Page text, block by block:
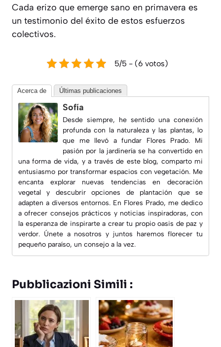
Cada erizo que emerge sano en primavera es
un testimonio del éxito de estos esfuerzos
colectivos.
5/5 - (6 votos)
Acerca de Últimas publicaciones
Sofía
Desde siempre, he sentido una conexión
profunda con la naturaleza y las plantas, lo
que me llevó a fundar Flores Prado. Mi
pasión por la jardinería se ha convertido en
una forma de vida, y a través de este blog, comparto mi
entusiasmo por transformar espacios con vegetación. Me
encanta explorar nuevas tendencias en decoración
vegetal y descubrir opciones de plantación que se
adapten a diversos entornos. En Flores Prado, me dedico
a ofrecer consejos prácticos y noticias inspiradoras, con
la esperanza de inspirarte a crear tu propio oasis de paz y
verdor. Únete a nosotros y juntos haremos florecer tu
pequeño paraíso, un consejo a la vez.
Pubblicazioni Simili :